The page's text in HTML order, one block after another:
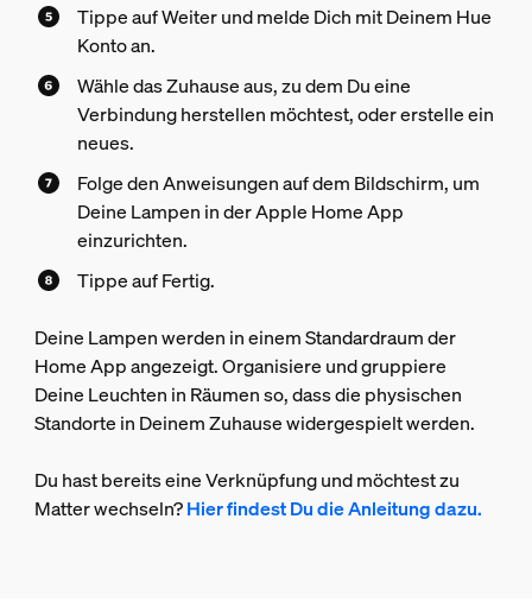
Tippe auf Weiter und melde Dich mit Deinem Hue
Konto an.
Wähle das Zuhause aus, zu dem Du eine
Verbindung herstellen möchtest, oder erstelle ein
neues.
Folge den Anweisungen auf dem Bildschirm, um
Deine Lampen in der Apple Home App
einzurichten.
Tippe auf Fertig.
Deine Lampen werden in einem Standardraum der
Home App angezeigt. Organisiere und gruppiere
Deine Leuchten in Räumen so, dass die physischen
Standorte in Deinem Zuhause widergespielt werden.
Du hast bereits eine Verknüpfung und möchtest zu
Matter wechseln?Hier findest Du die Anleitung dazu.